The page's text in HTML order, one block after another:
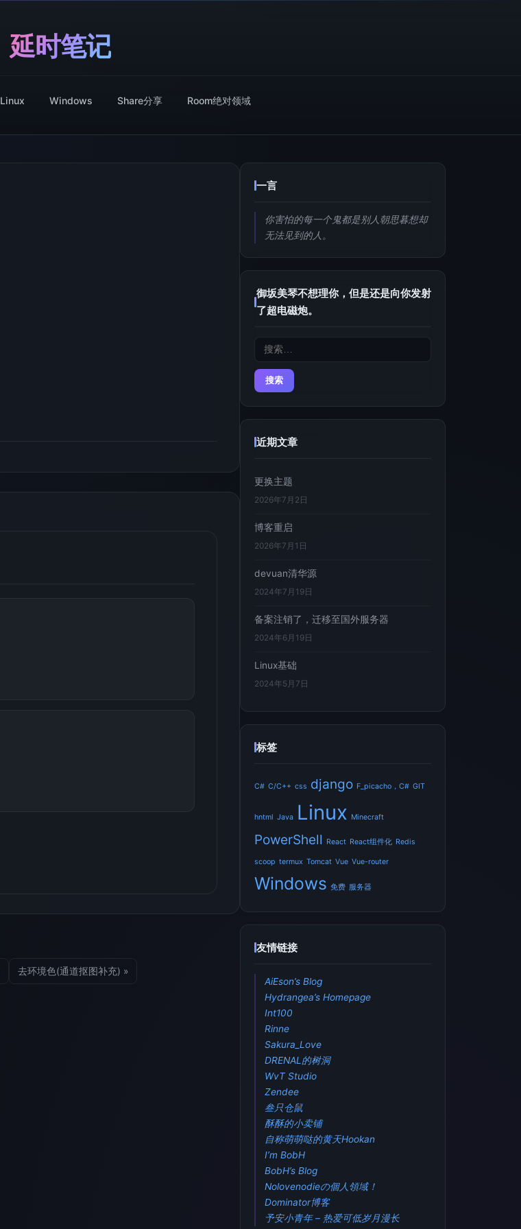
延时笔记
Linux Windows Share分享 Room绝对领域
去环境色(通道抠图补充) »
一言
你害怕的每一个鬼都是别人朝思暮想却
无法见到的人。
御坂美琴不想理你，但是还是向你发射
了超电磁炮。
搜
近期文章
更换主题
2026年7月2日
博客重启
2026年7月1日
devuan清华源
2024年7月19日
备案注销了，迁移至国外服务器
2024年6月19日
Linux基础
2024年5月7日
标签
C# C/C++ css django F_picacho，C# GIT
hntml Java Linux Minecraft
PowerShell React React组件化 Redis
scoop termux Tomcat Vue Vue-router
Windows 免费 服务器
友情链接
AiEson’s Blog
Hydrangea’s Homepage
Int100
Rinne
Sakura_Love
DRENAL的树洞
WvT Studio
Zendee
叁只仓鼠
酥酥的小卖铺
自称萌萌哒的黄天Hookan
I’m BobH
BobH’s Blog
Nolovenodieの個人領域！
Dominator博客
予安小青年 – 热爱可低岁月漫长